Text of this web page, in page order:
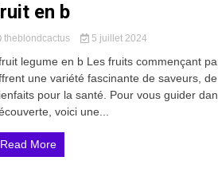
en b
theblondcactus 5 juillet 2024
legume en b Les fruits commençant
une variété fascinante de saveurs,
pour la santé. Pour vous guider
voici une...
Read More